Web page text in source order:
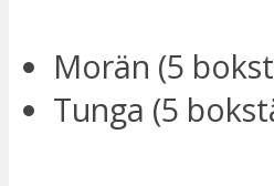
Morän (5
Tunga (5